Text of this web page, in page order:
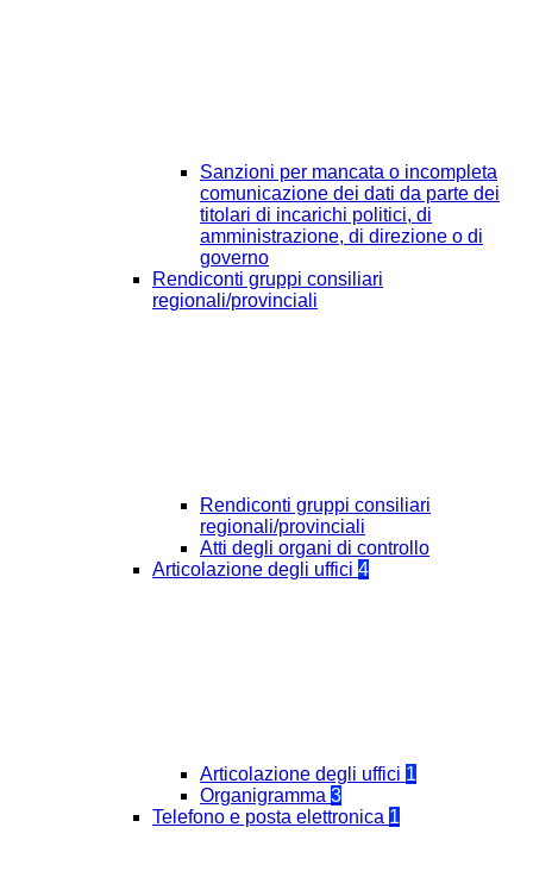
Sanzioni per mancata o incompleta
comunicazione dei dati da parte dei
titolari di incarichi politici, di
amministrazione, di direzione o di
governo
Rendiconti gruppi consiliari
regionali/provinciali
Rendiconti gruppi consiliari
regionali/provinciali
Atti degli organi di controllo
Articolazione degli uffici 4
Articolazione degli uffici 1
Organigramma 3
Telefono e posta elettronica 1